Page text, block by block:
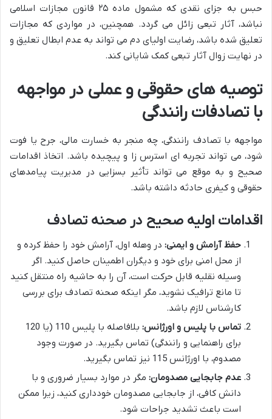
حبس به جزای نقدی که مشمول ماده ۲۵ قانون مجازات اسلامی
نباشد، آثار تبعی زائل می گردد. همچنین، در مواردی که مجازات
تعلیق شده باشد، رضایت اولیای دم می تواند به عدم ابطال تعلیق و
در نهایت زوال آثار تبعی کمک شایانی کند.
توصیه های حقوقی و عملی در مواجهه
با تصادفات رانندگی
مواجهه با تصادف رانندگی، چه منجر به خسارت مالی، جرح یا فوت
شود، می تواند تجربه ای استرس زا و پیچیده باشد. اتخاذ اقدامات
صحیح و به موقع می تواند تأثیر بسزایی در مدیریت پیامدهای
حقوقی و کیفری حادثه داشته باشد.
اقدامات اولیه صحیح در صحنه تصادف
حفظ آرامش و ایمنی: در وهله اول، آرامش خود را حفظ کرده و
از محل امنی برای خود و دیگران اطمینان حاصل کنید. اگر
وسیله نقلیه قابل حرکت است، آن را به حاشیه راه منتقل کنید
تا مانع ترافیک نشوید، مگر اینکه صحنه تصادف برای بررسی
کارشناس لازم باشد.
تماس با پلیس و اورژانس:
بلافاصله با پلیس 110 (یا 120
برای راهنمایی و رانندگی) تماس بگیرید. در صورت وجود
مصدوم، با اورژانس 115 نیز تماس بگیرید.
عدم جابجایی مصدومان: مگر در موارد بسیار ضروری و با
دانش کافی، از جابجایی مصدومان خودداری کنید، زیرا ممکن
است باعث تشدید جراحات شود.